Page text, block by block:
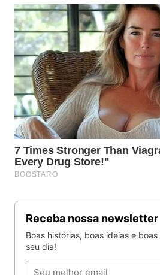
Receba nossa newsletter
Boas histórias, boas ideias e
seu dia!
Email